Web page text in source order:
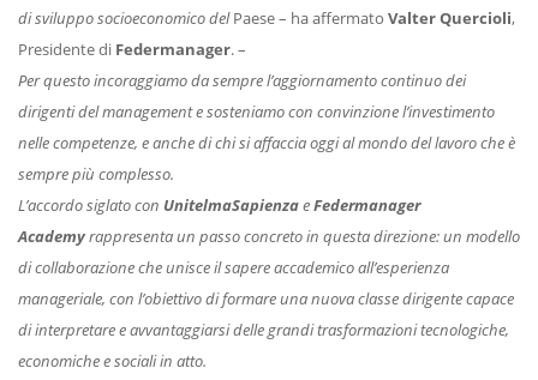
di sviluppo socioeconomico delPaese – ha affermato Valter Quercioli,
Presidente di Federmanager. –
Per questo incoraggiamo da sempre l’aggiornamento continuo dei
dirigenti del management e sosteniamo con convinzione l’investimento
nelle competenze, e anche di chi si affaccia oggi al mondo del lavoro che è
sempre più complesso.
L’accordo siglato con UnitelmaSapienzaeFedermanager
Academyrappresenta un passo concreto in questa direzione: un modello
di collaborazione che unisce il sapere accademico all’esperienza
manageriale, con l’obiettivo di formare una nuova classe dirigente capace
di interpretare e avvantaggiarsi delle grandi trasformazioni tecnologiche,
economiche e sociali in atto.